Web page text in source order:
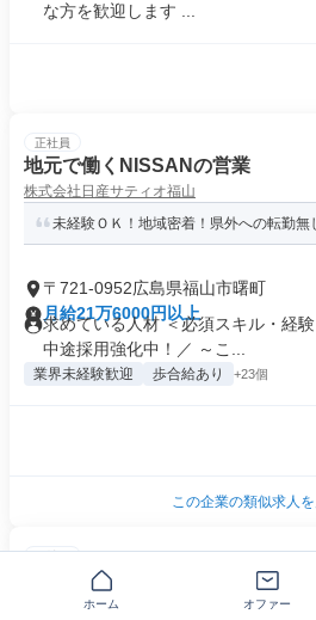
な方を歓迎します ...
正社員
地元で働くNISSANの営業
株式会社日産サティオ福山
未経験ＯＫ！地域密着！県外への転勤無
〒721-0952広島県福山市曙町
月給21万6000円以上
求めている人材 ＜必須スキル・経
中途採用強化中！／ ～こ...
業界未経験歓迎 歩合給あり +23個
この企業の類似求人
正社員
注文住宅の営業
株式会社アイ工務店
ホーム オファー